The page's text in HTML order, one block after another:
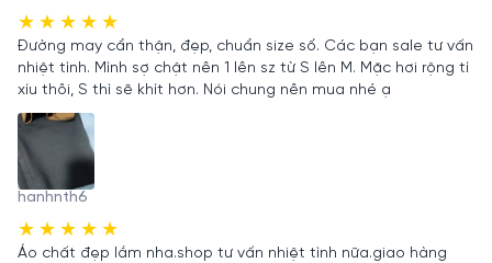
Đường may cẩn thận, đẹp, chuẩn size số. Các bạn sale tư vấn
nhiệt tình. Mình sợ chật nên 1 lên sz từ S lên M. Mặc hơi rộng tí
xíu thôi, S thì sẽ khít hơn. Nói chung nên mua nhé ạ
hanhnth6
Áo chất đẹp lắm nha.shop tư vấn nhiệt tình nữa.giao hàng